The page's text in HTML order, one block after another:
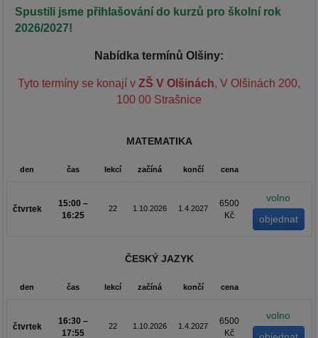
Spustili jsme přihlašování do kurzů pro školní rok
2026/2027!
Nabídka termínů Olšiny:
Tyto termíny se konají v ZŠ V Olšinách, V Olšinách 200,
100 00 Strašnice
MATEMATIKA
den čas lekcí začíná končí cena
čtvrtek
15:00 –
16:25
22 1.10.2026 1.4.2027
6500
Kč
volno
ČESKÝ JAZYK
den čas lekcí začíná končí cena
čtvrtek
16:30 –
17:55
22 1.10.2026 1.4.2027
6500
Kč
volno